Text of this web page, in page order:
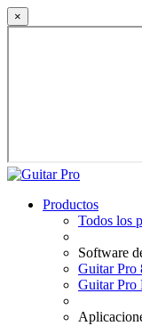
×
Productos
Todos los
Software
Guitar Pro
Guitar Pro